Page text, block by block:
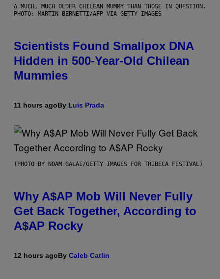
A MUCH, MUCH OLDER CHILEAN MUMMY THAN THOSE IN QUESTION.
PHOTO: MARTIN BERNETTI/AFP VIA GETTY IMAGES
Scientists Found Smallpox DNA
Hidden in 500-Year-Old Chilean
Mummies
11 hours agoBy Luis Prada
(PHOTO BY NOAM GALAI/GETTY IMAGES FOR TRIBECA FESTIVAL)
Why A$AP Mob Will Never Fully
Get Back Together, According to
A$AP Rocky
12 hours agoBy Caleb Catlin